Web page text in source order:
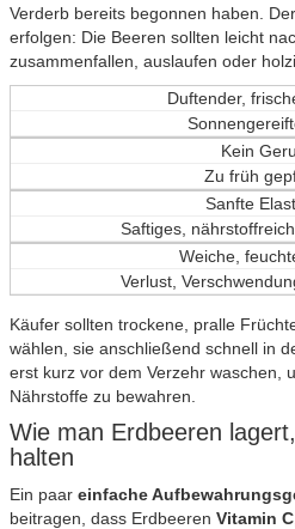
Verderb bereits begonnen haben.
erfolgen: Die Beeren sollten leicht
zusammenfallen, auslaufen oder
Duftender,
Kein
Zu früh
Sanfte
Saftiges,
Weiche,
Verlust,
Käufer sollten trockene, pralle
wählen, sie anschließend schnell in
erst kurz vor dem Verzehr waschen,
Nährstoffe zu bewahren.
Wie man Erdbeeren
halten
Ein paar einfache
beitragen, dass Erdbeeren Vitamin C